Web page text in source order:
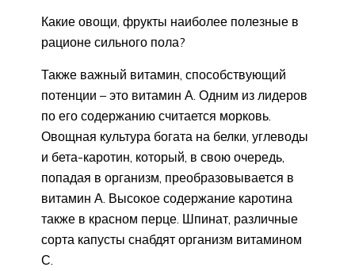
Какие овощи, фрукты наиболее полезные в
рационе сильного пола?
Также важный витамин, способствующий
потенции – это витамин А. Одним из лидеров
по его содержанию считается морковь.
Овощная культура богата на белки, углеводы
и бета-каротин, который, в свою очередь,
попадая в организм, преобразовывается в
витамин А. Высокое содержание каротина
также в красном перце. Шпинат, различные
сорта капусты снабдят организм витамином
С.